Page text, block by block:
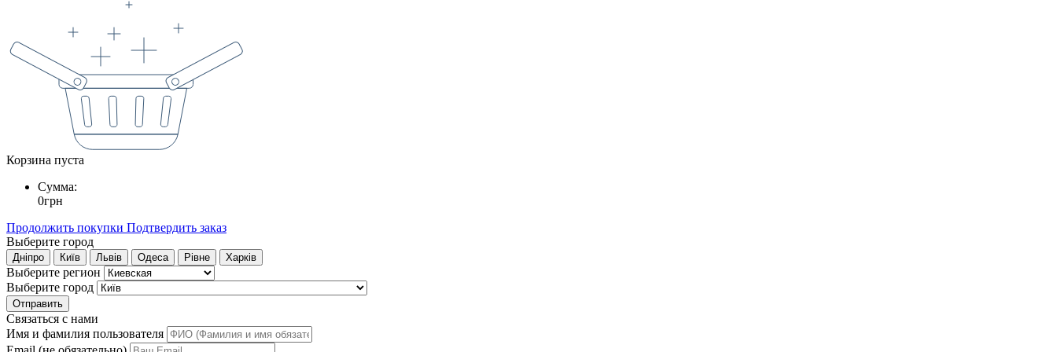
Корзина пуста
Сумма:
0грн
Продолжить покупки Подтвердить заказ
Выберите город
Дніпро Київ Львів Одеса Рівне Харків
Выберите регион
Выберите город
Отправить
Связаться с нами
Имя и фамилия пользователя